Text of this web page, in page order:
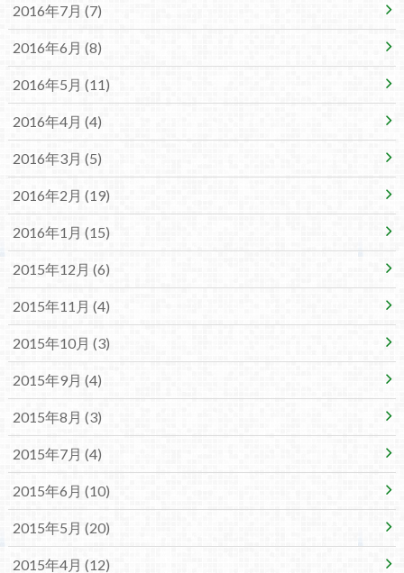
2016年7月 (7)
2016年6月 (8)
2016年5月 (11)
2016年4月 (4)
2016年3月 (5)
2016年2月 (19)
2016年1月 (15)
2015年12月 (6)
2015年11月 (4)
2015年10月 (3)
2015年9月 (4)
2015年8月 (3)
2015年7月 (4)
2015年6月 (10)
2015年5月 (20)
2015年4月 (12)